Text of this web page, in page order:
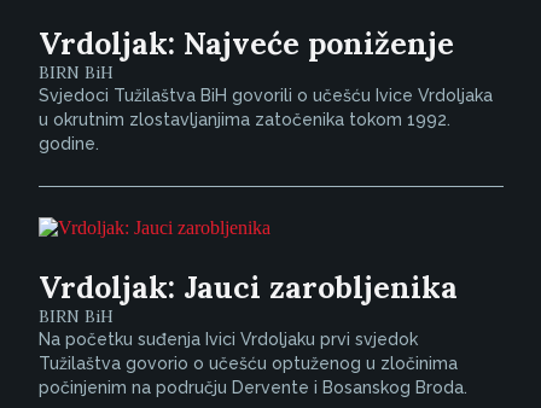
Vrdoljak: Najveće poniženje
BIRN BiH
Svjedoci Tužilaštva BiH govorili o učešću Ivice Vrdoljaka
u okrutnim zlostavljanjima zatočenika tokom 1992.
godine.
Vrdoljak: Jauci zarobljenika
BIRN BiH
Na početku suđenja Ivici Vrdoljaku prvi svjedok
Tužilaštva govorio o učešću optuženog u zločinima
počinjenim na području Dervente i Bosanskog Broda.